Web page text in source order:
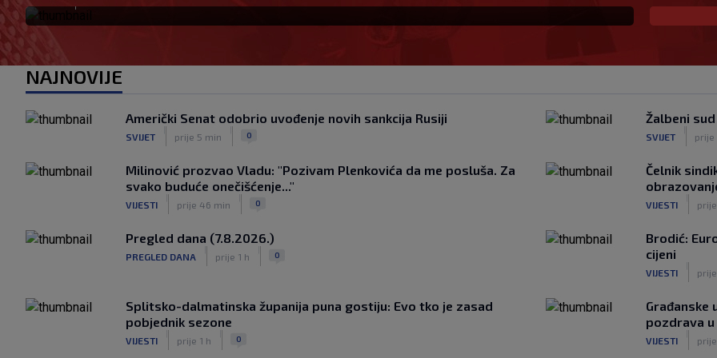
NAJNOVIJE
Američki Senat odobrio uvođenje novih sankcija Rusiji
SVIJET prije 5 min 0
Žalbeni
SVIJET prije
Milinović prozvao Vladu: "Pozivam Plenkovića da me posluša. Za
svako buduće onečišćenje..."
VIJESTI prije 46 min 0
Čelnik
VIJESTI
Pregled dana (7.8.2026.)
PREGLED DANA prije 1 h 0
Brodić:
cijeni
VIJESTI
Splitsko-dalmatinska županija puna gostiju: Evo tko je zasad
pobjednik sezone
VIJESTI prije 1 h 0
Građanske
pozdrava u
VIJESTI